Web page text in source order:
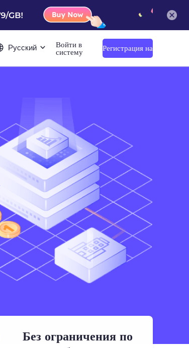
Русский Войти в
систему
Регистрация на
сайте
Без ограничения по